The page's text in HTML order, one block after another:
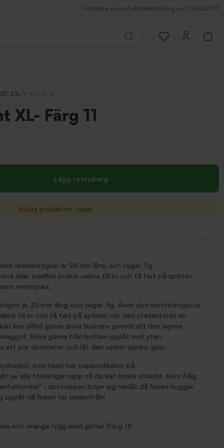
Kontakta oss: info@miekofishing.se, 023-62170
Search
Open favorites
23•
XL- Färg 11
Lägg i varukorg
Sista produkten i lager
diamantögon är 28 mm lång och väger 3g.
eller ädelfisk brukar vakna till liv och få fart på aptiten
mormyska.
är 25 mm lång och väger 3g. Även den motsträvigaste
till liv och få fart på aptiten när den presenteras en
kan alltid göras ännu läckrare genom att den agnas
Fiska gärna från botten uppåt mot ytan.
ett par decimeter och låt den sedan sjunka igen.
som helst har nappindikator på
se alla försiktiga napp så du kan kroka snabbt. Kom ihåg
- spötoppen böjer sig nedåt då fisken hugger
uppåt då fisken tar underifrån!
och orange rygg med glitter (färg 11)